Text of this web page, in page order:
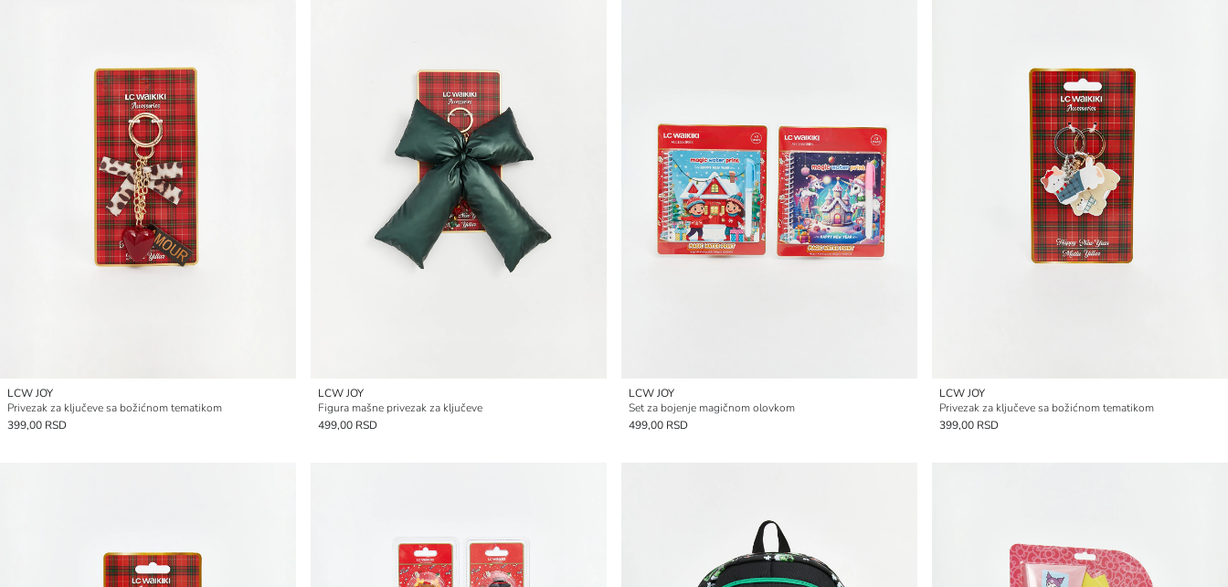
LCW JOY
Privezak za ključeve sa božićnom tematikom
399,00 RSD
LCW JOY
Figura mašne privezak za ključeve
499,00 RSD
LCW JOY
Set za bojenje magičnom olovkom
499,00 RSD
LCW JOY
Privezak za ključeve sa božićnom tematikom
399,00 RSD